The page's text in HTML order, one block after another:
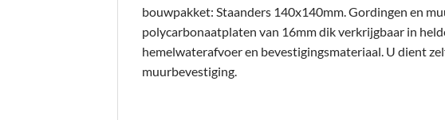
bouwpakket: Staanders 140x140mm. Gordingen en
polycarbonaatplaten van 16mm dik verkrijgbaar in
hemelwaterafvoer en bevestigingsmateriaal. U dient
muurbevestiging.